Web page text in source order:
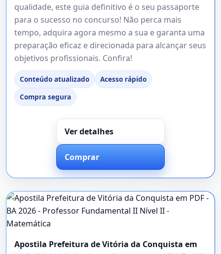
qualidade, este guia definitivo é o seu passaporte
para o sucesso no concurso! Não perca mais
tempo, adquira agora mesmo a sua e garanta uma
preparação eficaz e direcionada para alcançar seus
objetivos profissionais. Confira!
Conteúdo atualizado
Acesso rápido
Compra segura
Ver detalhes
Comprar
Apostila Prefeitura de Vitória da Conquista em